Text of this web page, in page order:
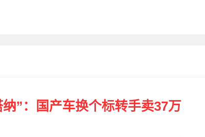
”：国产车换个标转手卖37万